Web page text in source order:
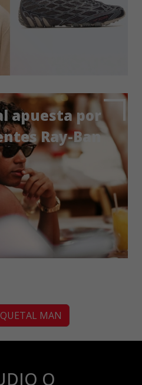
apuesta por
Ray-Ban
MAN
Q